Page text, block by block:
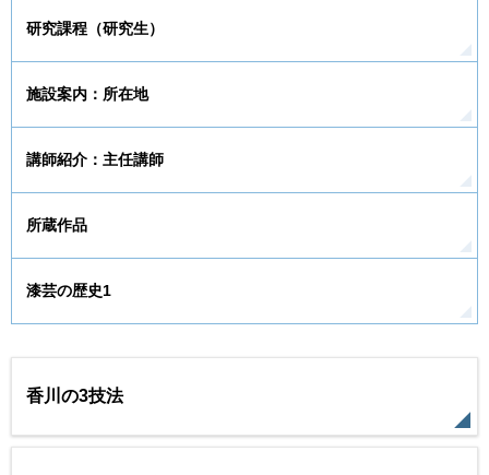
研究課程（研究生）
施設案内：所在地
講師紹介：主任講師
所蔵作品
漆芸の歴史1
香川の3技法